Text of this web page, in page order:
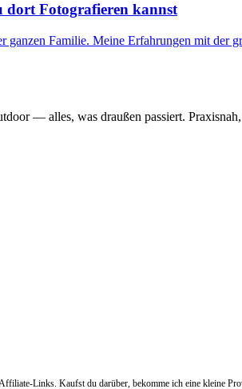
dort Fotografieren kannst
ganzen Familie. Meine Erfahrungen mit der
— alles, was draußen passiert.
Links. Kaufst du darüber, bekomme ich eine kleine